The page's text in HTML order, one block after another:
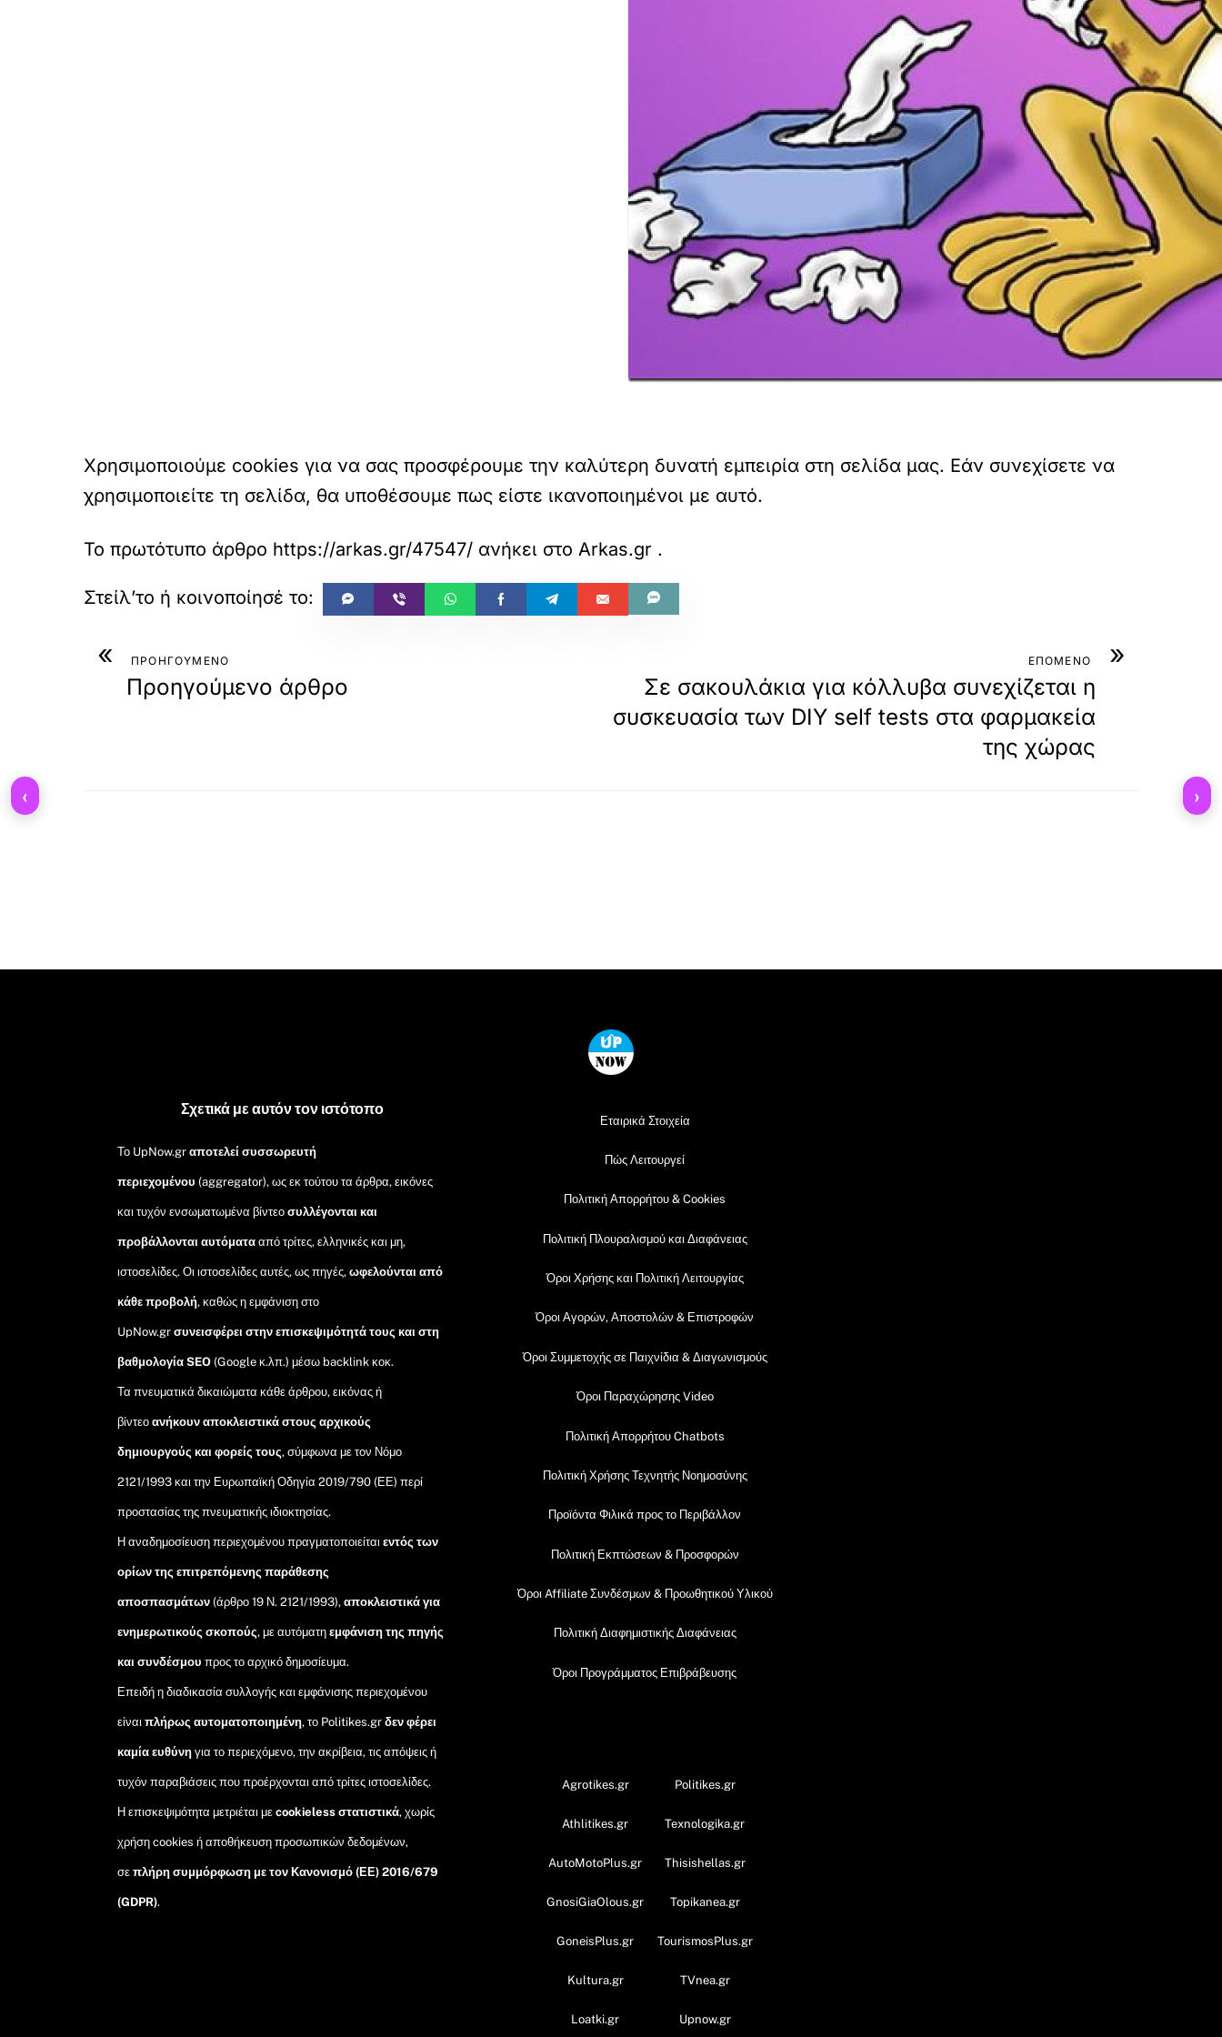
Χρησιμοποιούμε cookies για να σας προσφέρουμε την καλύτερη δυνατή εμπειρία στη σελίδα μας. Εάν συνεχίσετε να
χρησιμοποιείτε τη σελίδα, θα υποθέσουμε πως είστε ικανοποιημένοι με αυτό.
Το πρωτότυπο άρθρο https://arkas.gr/47547/ ανήκει στο Arkas.gr .
« ΠΡΟΗΓΟΥΜΕΝΟ
Προηγούμενο άρθρο
»
ΕΠΟΜΕΝΟ
Σε σακουλάκια για κόλλυβα συνεχίζεται η
συσκευασία των DIY self tests στα φαρμακεία
της χώρας
Back
To
Σχετικά με αυτόν τον ιστότοπο
Το UpNow.grαποτελεί συσσωρευτή
περιεχομένου (aggregator), ως εκ τούτου τα άρθρα, εικόνες
και τυχόν ενσωματωμένα βίντεοσυλλέγονται και
προβάλλονται αυτόματααπό τρίτες, ελληνικές και μη,
ιστοσελίδες. Οι ιστοσελίδες αυτές, ως πηγές,ωφελούνται από
κάθε προβολή, καθώς η εμφάνιση στο
UpNow.gr συνεισφέρει στην επισκεψιμότητά τους και στη
βαθμολογία SEO (Google κ.λπ.) μέσω backlink κοκ.
Τα πνευματικά δικαιώματα κάθε άρθρου, εικόνας ή
βίντεοανήκουν αποκλειστικά στους αρχικούς
δημιουργούς και φορείς τους, σύμφωνα με τον Νόμο
2121/1993 και την Ευρωπαϊκή Οδηγία 2019/790 (ΕΕ) περί
προστασίας της πνευματικής ιδιοκτησίας.
Η αναδημοσίευση περιεχομένου πραγματοποιείταιεντός των
ορίων της επιτρεπόμενης παράθεσης
αποσπασμάτων (άρθρο 19 Ν. 2121/1993), αποκλειστικά για
ενημερωτικούς σκοπούς, με αυτόματηεμφάνιση της πηγής
και συνδέσμου προς το αρχικό δημοσίευμα.
Επειδή η διαδικασία συλλογής και εμφάνισης περιεχομένου
είναιπλήρως αυτοματοποιημένη, το Politikes.grδεν φέρει
καμία ευθύνη για το περιεχόμενο, την ακρίβεια, τις απόψεις ή
τυχόν παραβιάσεις που προέρχονται από τρίτες ιστοσελίδες.
Η επισκεψιμότητα μετριέται μεcookieless στατιστικά, χωρίς
χρήση cookies ή αποθήκευση προσωπικών δεδομένων,
σεπλήρη συμμόρφωση με τον Κανονισμό (ΕΕ) 2016/679
(GDPR).
Εταιρικά Στοιχεία
Πώς Λειτουργεί
Πολιτική Απορρήτου & Cookies
Πολιτική Πλουραλισμού και Διαφάνειας
Όροι Χρήσης και Πολιτική Λειτουργίας
Όροι Αγορών, Αποστολών & Επιστροφών
Όροι Συμμετοχής σε Παιχνίδια & Διαγωνισμούς
Όροι Παραχώρησης Video
Πολιτική Απορρήτου Chatbots
Πολιτική Χρήσης Τεχνητής Νοημοσύνης
Προϊόντα Φιλικά προς το Περιβάλλον
Πολιτική Εκπτώσεων & Προσφορών
Όροι Affiliate Συνδέσμων & Προωθητικού Υλικού
Πολιτική Διαφημιστικής Διαφάνειας
Όροι Προγράμματος Επιβράβευσης
Agrotikes.gr Politikes.gr
Athlitikes.gr Texnologika.gr
AutoMotoPlus.gr Thisishellas.gr
GnosiGiaOlous.gr Topikanea.gr
GoneisPlus.gr TourismosPlus.gr
Kultura.gr TVnea.gr
Loatki.gr Upnow.gr
‹ ›